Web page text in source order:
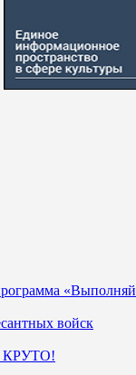
войск